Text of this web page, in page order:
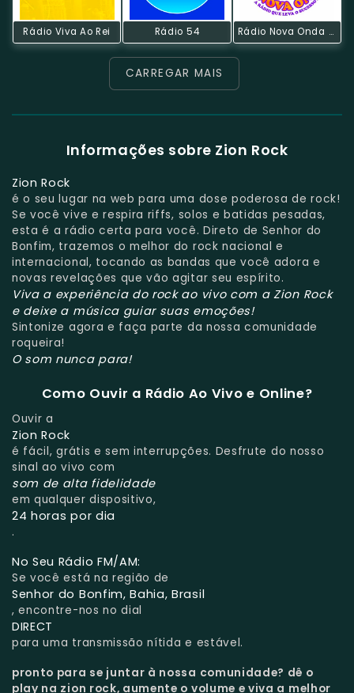
Rádio Viva Ao Rei Rádio 54 Rádio Nova Onda Salvador
CARREGAR MAIS
Informações sobre Zion Rock
Zion Rock
é o seu lugar na web para uma dose poderosa de rock!
Se você vive e respira riffs, solos e batidas pesadas,
esta é a rádio certa para você. Direto de Senhor do
Bonfim, trazemos o melhor do rock nacional e
internacional, tocando as bandas que você adora e
novas revelações que vão agitar seu espírito.
Viva a experiência do rock ao vivo com a Zion Rock
e deixe a música guiar suas emoções!
Sintonize agora e faça parte da nossa comunidade
roqueira!
O som nunca para!
Como Ouvir a Rádio Ao Vivo e Online?
Ouvir a
Zion Rock
é fácil, grátis e sem interrupções. Desfrute do nosso
sinal ao vivo com
som de alta fidelidade
em qualquer dispositivo,
24 horas por dia
.
No Seu Rádio FM/AM:
Se você está na região de
Senhor do Bonfim, Bahia, Brasil
, encontre-nos no dial
DIRECT
para uma transmissão nítida e estável.
pronto para se juntar à nossa comunidade? dê o
play na zion rock, aumente o volume e viva a melhor